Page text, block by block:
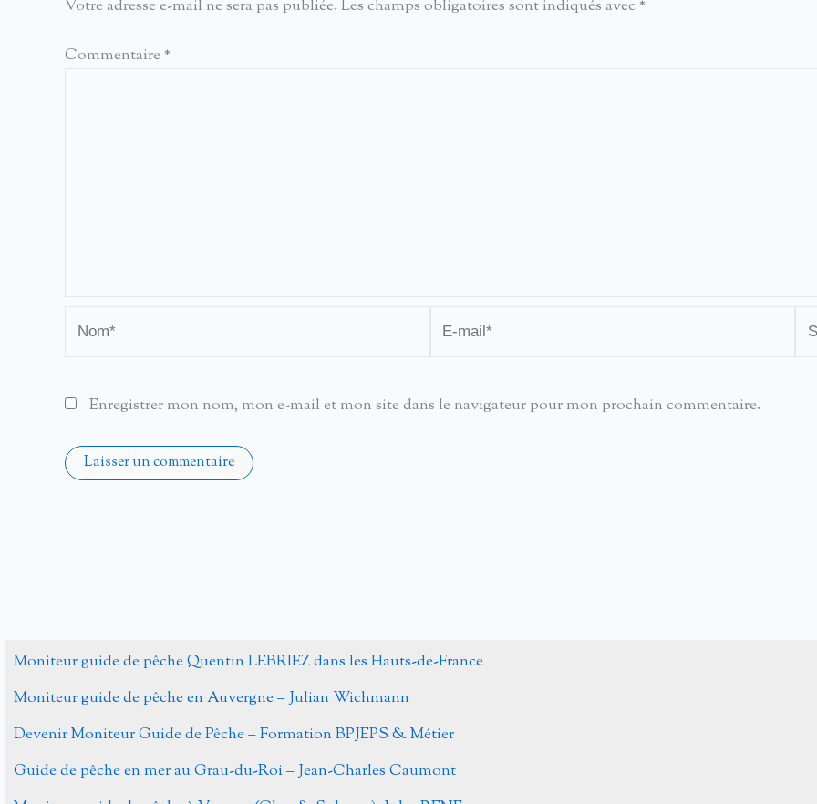
Votre adresse e-mail ne sera pas publiée. Les champs obligatoires sont indiqués avec *
Commentaire *
mail*
Enregistrer mon nom, mon e-mail et mon site dans le navigateur pour mon prochain commentaire.
Moniteur guide de pêche Quentin LEBRIEZ dans les Hauts-de-France
Moniteur guide de pêche en Auvergne – Julian Wichmann
Devenir Moniteur Guide de Pêche – Formation BPJEPS & Métier
Guide de pêche en mer au Grau-du-Roi – Jean-Charles Caumont